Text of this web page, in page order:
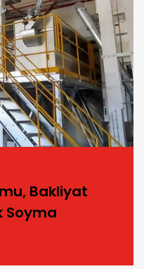
Bakliyat
Soyma